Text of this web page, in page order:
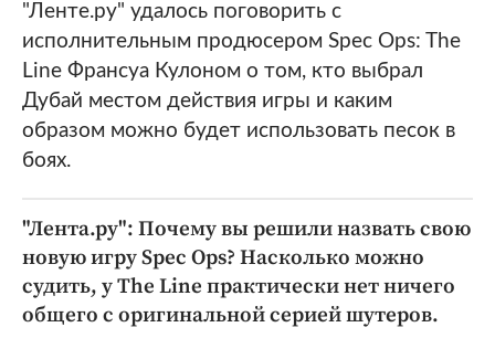
"Ленте.ру" удалось поговорить с
исполнительным продюсером Spec Ops: The
Line Франсуа Кулоном о том, кто выбрал
Дубай местом действия игры и каким
образом можно будет использовать песок в
боях.
"Лента.ру": Почему вы решили назвать свою
новую игру Spec Ops? Насколько можно
судить, у The Line практически нет ничего
общего с оригинальной серией шутеров.